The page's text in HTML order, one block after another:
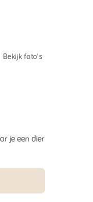
Bekijk foto's
je een dier